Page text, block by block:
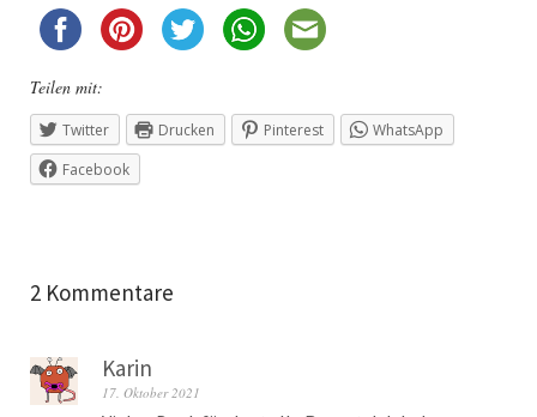
Teilen mit:
Twitter Drucken Pinterest
WhatsApp
Facebook
2 Kommentare
Karin
17. Oktober 2021